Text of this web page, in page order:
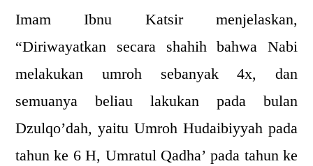
Imam Ibnu Katsir menjelaskan,
“Diriwayatkan secara shahih bahwa Nabi
melakukan umroh sebanyak 4x, dan
semuanya beliau lakukan pada bulan
Dzulqo’dah, yaitu Umroh Hudaibiyyah pada
tahun ke 6 H, Umratul Qadha’ pada tahun ke